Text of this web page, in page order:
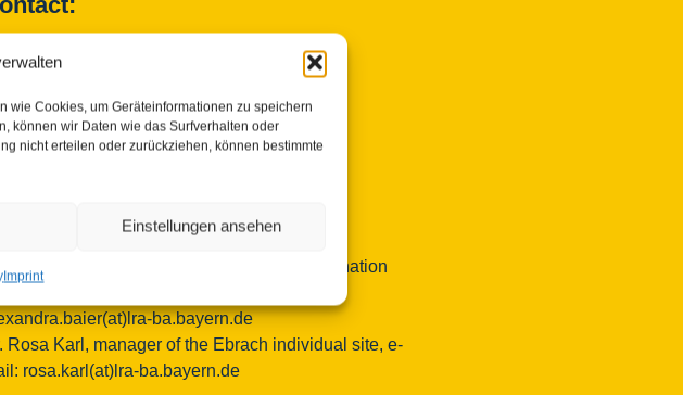
wie Cookies, um Geräteinformationen zu speichern
können wir Daten wie das Surfverhalten oder
nicht erteilen oder zurückziehen, können bestimmte
Einstellungen ansehen
Imprint
district
23
Bamberg
Alexandra Baier, transnational coordination
ba.bayern.de
Rosa Karl, manager of the Ebrach individual site, e-
rosa.karl(at)lra-ba.bayern.de